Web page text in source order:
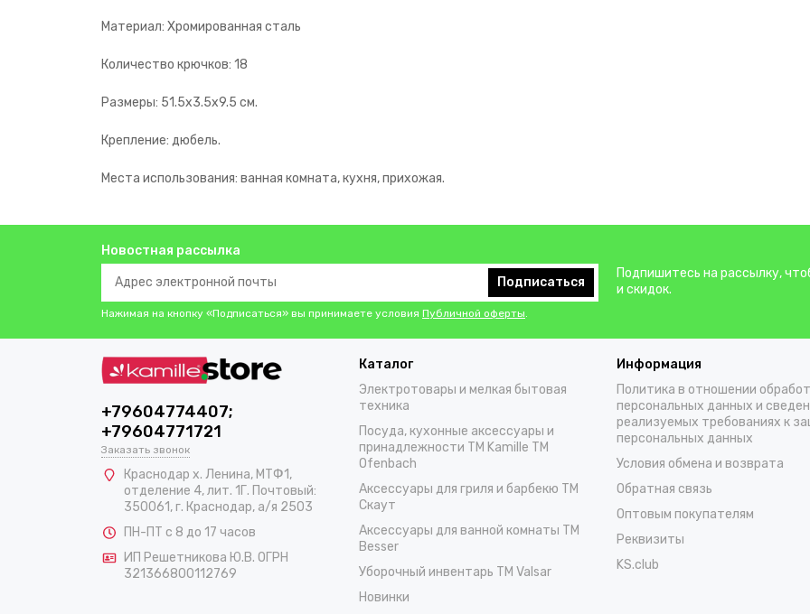
Материал: Хромированная сталь
Количество крючков: 18
Размеры: 51.5х3.5х9.5 см.
Крепление: дюбель.
Места использования: ванная комната, кухня, прихожая.
Новостная рассылка
Подписаться
Нажимая на кнопку «Подписаться» вы принимаете условия Публичной оферты.
Подпишитесь на рассылку,
и скидок.
+79604774407;
+79604771721
Заказать звонок
Краснодар х. Ленина, МТФ1,
отделение 4, лит. 1Г. Почтовый:
350061, г. Краснодар, а/я 2503
ПН-ПТ с 8 до 17 часов
ИП Решетникова Ю.В. ОГРН
321366800112769
Каталог
Электротовары и мелкая бытовая
техника
Посуда, кухонные аксессуары и
принадлежности TM Kamille TM
Ofenbach
Аксессуары для гриля и барбекю TM
Скаут
Аксессуары для ванной комнаты TM
Besser
Уборочный инвентарь TM Valsar
Новинки
Информация
Политика в отношении
персональных данных и
реализуемых требованиях к
персональных данных
Условия обмена и возврата
Обратная связь
Оптовым покупателям
Реквизиты
KS.club